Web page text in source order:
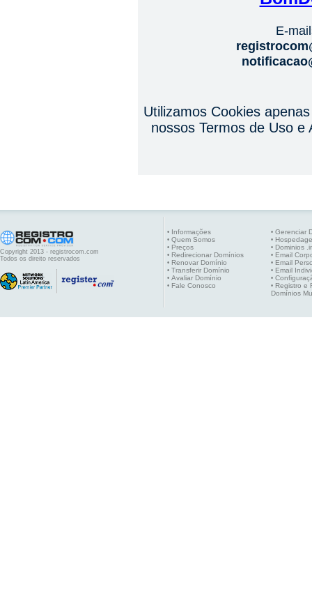
E-
Utilizamos Cookies
nossos Termos de Uso
Copyright 2013 - registrocom.com
Todos os direito reservados
• Informações
• Quem Somos
• Preços
• Redirecionar Domínios
• Renovar Domínio
• Transferir Domínio
• Avaliar Domínio
• Fale Conosco
• Gerenciar
•
• Dominios
• Email
• Email
• Email
•
• Registro e
Domínios